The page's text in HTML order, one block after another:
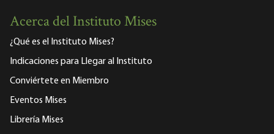
Acerca del Instituto Mises
¿Qué es el Instituto Mises?
Indicaciones para Llegar al Instituto
Conviértete en Miembro
Eventos Mises
Librería Mises